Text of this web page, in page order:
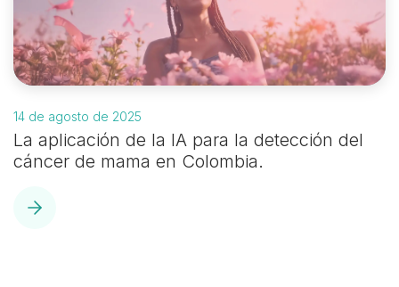
14 de agosto de 2025
La aplicación de la IA para la detección del
cáncer de mama en Colombia.